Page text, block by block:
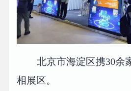
北京市海淀区携30余
相展区。